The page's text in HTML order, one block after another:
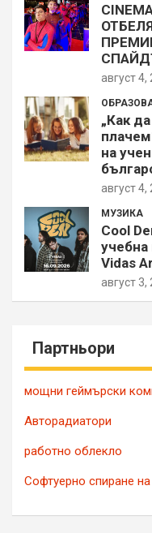
август 4,
„Как
на
август 4,
МУЗИКА
Cool
Vidas
август 3,
Партньори
мощни геймърски
Авторадиатори
работно облекло
Софтуерно спиране